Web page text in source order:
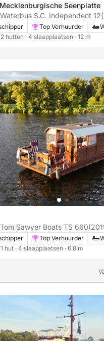
Seenplatte
S.C. Independent 12
Top Verhuurder
2 hutten · 4 slaapplaatsen · 12 m
Sawyer Boats TS 660
Top Verhuurder
1 hut · 4 slaapplaatsen · 6.8 m